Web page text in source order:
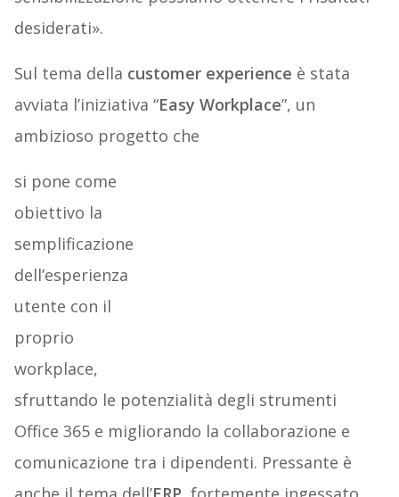
desiderati».
Sul tema della customer experience è stata
avviata l’iniziativa “Easy Workplace”, un
ambizioso progetto che
si pone come
obiettivo la
semplificazione
dell’esperienza
utente con il
proprio
workplace,
sfruttando le potenzialità degli strumenti
Office 365 e migliorando la collaborazione e
comunicazione tra i dipendenti. Pressante è